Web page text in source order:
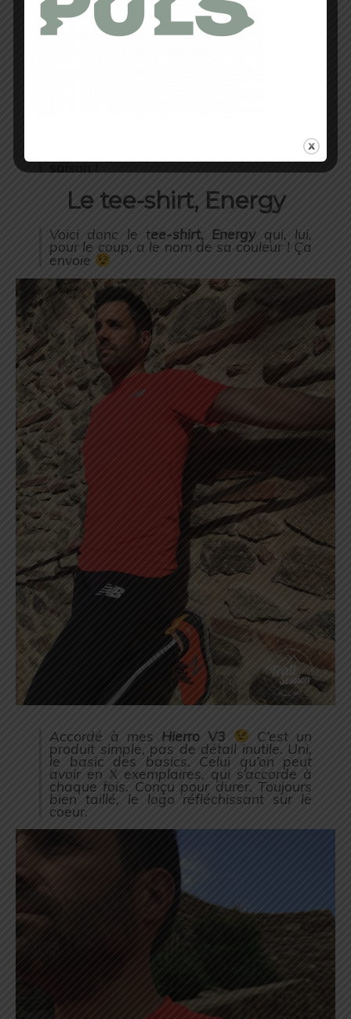
reporter cette veste, dans des conditions
variées. Elle est extrêmement
confortable, bien pensée. J’adhère
Stylée et pratique, elle a tout pour la mi-
saison !
Le tee-shirt, Energy
Voici donc le tee-shirt, Energyqui, lui,
pour le coup, a le nom de sa couleur ! Ça
envoie
Accordé à mes Hierro V3 C’est un
produit simple, pas de détail inutile. Uni,
le basic des basics. Celui qu’on peut
avoir en X exemplaires, qui s’accorde à
chaque fois. Conçu pour durer. Toujours
bien taillé, le logo réfléchissant sur le
coeur.